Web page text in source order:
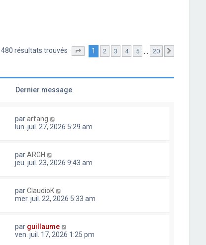
480 résultats trouvés Page sur 20
1 2 3 4 5 20
Dernier message
pararfang
lun. juil. 27, 2026 5:29 am
parARGH
jeu. juil. 23, 2026 9:43 am
parClaudioK
mer. juil. 22, 2026 5:33 am
par guillaume
ven. juil. 17, 2026 1:25 pm